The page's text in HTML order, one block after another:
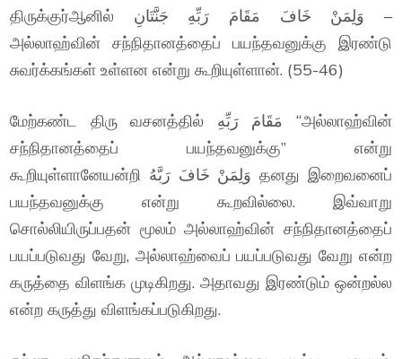
திருக்குர்ஆனில் وَلِمَنْ خَافَ مَقَامَ رَبِّهِ جَنَّتَانِ –
அல்லாஹ்வின் சந்நிதானத்தைப் பயந்தவனுக்கு இரண்டு
சுவர்க்கங்கள் உள்ளன என்று கூறியுள்ளான். (55-46)
மேற்கண்ட திரு வசனத்தில் مَقَامَ رَبِّهِ “அல்லாஹ்வின்
சந்நிதானத்தைப் பயந்தவனுக்கு” என்று
கூறியுள்ளானேயன்றி وَلِمَنْ خَافَ رَبَّهُ தனது இறைவனைப்
பயந்தவனுக்கு என்று கூறவில்லை. இவ்வாறு
சொல்லியிருப்பதன் மூலம் அல்லாஹ்வின் சந்நிதானத்தைப்
பயப்படுவது வேறு, அல்லாஹ்வைப் பயப்படுவது வேறு என்ற
கருத்தை விளங்க முடிகிறது. அதாவது இரண்டும் ஒன்றல்ல
என்ற கருத்து விளங்கப்படுகிறது.